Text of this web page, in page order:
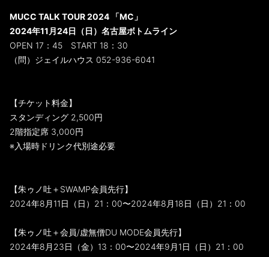
MUCC TALK TOUR 2024 「MC」
2024年11月24日（日）名古屋ボトムライン
OPEN 17：45 START 18：30
（問）ジェイルハウス 052-936-6041
【チケット料金】
スタンディング 2,500円
2階指定席 3,000円
※入場時ドリンク代別途必要
【朱ゥノ吐＋SWAMP会員先行】
2024年8月11日（日）21：00〜2024年8月18日（日）21：00
【朱ゥノ吐＋会員/虚無僧DU MODE会員先行】
2024年8月23日（金）13：00〜2024年9月1日（日）21：00